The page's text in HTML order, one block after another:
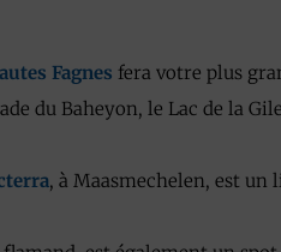
Fagnes fera votre plus
du Baheyon, le Lac de la
, à Maasmechelen, est